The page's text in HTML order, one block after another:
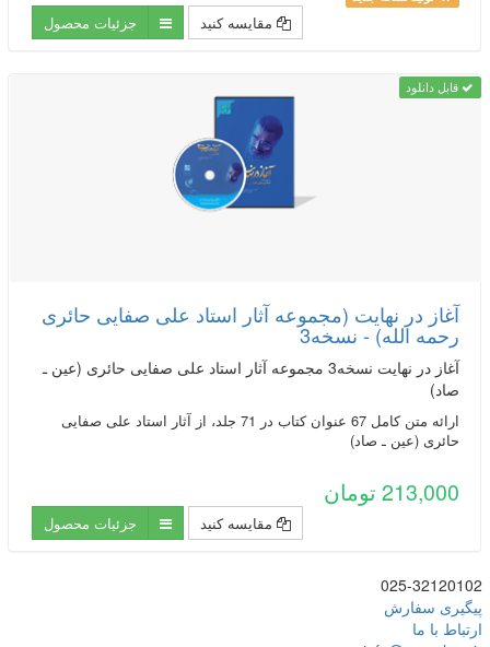
مقایسه کنید جزئیات محصول
قابل دانلود
آغاز در نهایت (مجموعه آثار استاد علی صفایی حائری
رحمه الله) - نسخه3
آغاز در نهایت نسخه3 مجموعه آثار استاد علی صفایی حائری (عین ـ
صاد)
ارائه متن کامل 67 عنوان کتاب در 71 جلد، از آثار استاد علی صفایی
حائری (عین ـ صاد)
213,000 تومان
مقایسه کنید جزئیات محصول
025-32120102
پیگیری سفارش
ارتباط با ما